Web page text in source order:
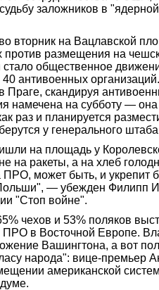
заложников в
вторник на Вацлавской
против размещения на
общественное
антивоенных
скандируя
намечена на субботу —
раз и планируется
у генерального
на площадь у
на ракеты, а на хлеб
ПРО, может быть, и укрепит
— убежден Филипп
"Стоп войне".
чехов и 53% поляков
ПРО в Восточной Европе.
Вашингтона, а вот
народа": вице-премьер
американской